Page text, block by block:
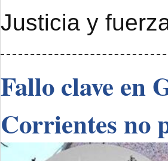
Justicia y
Fallo clave en
Corrientes no